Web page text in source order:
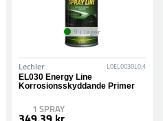
9 i lager
Lechler L0EL0030L0,4
EL030 Energy Line
Korrosionsskyddande Primer
1 SPRAY